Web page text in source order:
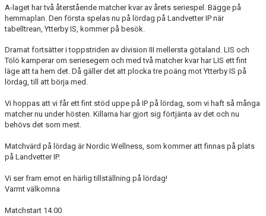
A-laget har två återstående matcher kvar av årets seriespel. Bägge på
hemmaplan. Den första spelas nu på lördag på Landvetter IP när
tabelltrean, Ytterby IS, kommer på besök.
Dramat fortsätter i toppstriden av division III mellersta götaland. LIS och
Tölö kamperar om seriesegern och med två matcher kvar har LIS ett fint
läge att ta hem det. Då gäller det att plocka tre poäng mot Ytterby IS på
lördag, till att börja med.
Vi hoppas att vi får ett fint stöd uppe på IP på lördag, som vi haft så många
matcher nu under hösten. Killarna har gjort sig förtjänta av det och nu
behövs det som mest.
Matchvärd på lördag är Nordic Wellness, som kommer att finnas på plats
på Landvetter IP.
Vi ser fram emot en härlig tillställning på lördag!
Varmt välkomna
Matchstart 14.00